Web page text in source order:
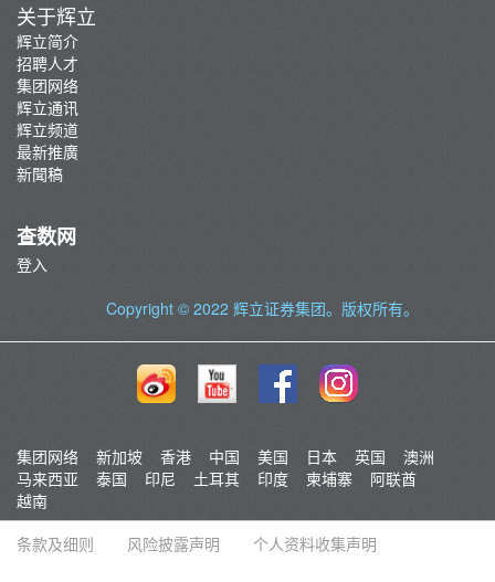
防骗及网络安全资讯
辉立证券开户优惠总览
关于辉立
辉立简介
招聘人才
集团网络
辉立通讯
辉立频道
最新推廣
新聞稿
查数网
登入
Copyright © 2022 辉立证券集团。版权所有。
集团网络 新加坡 香港 中国 美国 日本 英国
澳洲
马来西亚
泰国 印尼 土耳其 印度 柬埔寨
阿联酋
越南
条款及细则
风险披露声明 个人资料收集声明